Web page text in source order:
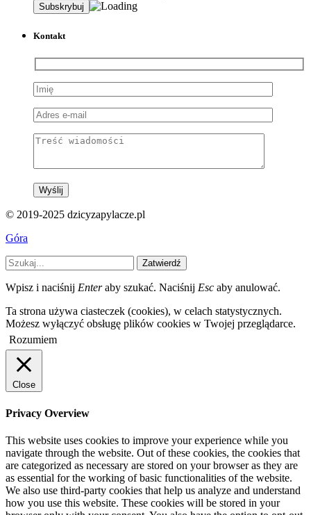
Kontakt
© 2019-2025 dzicyzapylacze.pl
Góra
Zatwierdź
Wpisz i naciśnij Enteraby szukać. Naciśnij Esc aby anulować.
Ta strona używa ciasteczek (cookies), w celach statystycznych.
Możesz wyłączyć obsługę plików cookies w Twojej przeglądarce.
Rozumiem
Close
Privacy Overview
This website uses cookies to improve your experience while you
navigate through the website. Out of these cookies, the cookies that
are categorized as necessary are stored on your browser as they are
as essential for the working of basic functionalities of the website.
We also use third-party cookies that help us analyze and understand
how you use this website. These cookies will be stored in your